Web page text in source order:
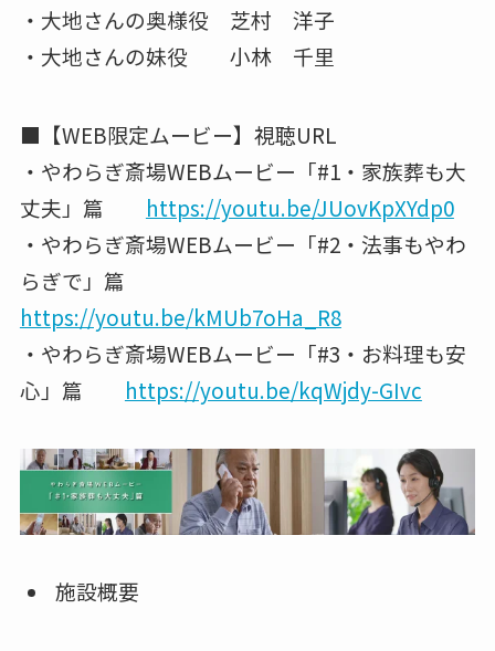
・大地さんの奥様役 芝村 洋子
・大地さんの妹役 小林 千里
■【WEB限定ムービー】視聴URL
・やわらぎ斎場WEBムービー「#1・家族葬も大
丈夫」篇 https://youtu.be/JUovKpXYdp0
・やわらぎ斎場WEBムービー「#2・法事もやわ
らぎで」篇
https://youtu.be/kMUb7oHa_R8
・やわらぎ斎場WEBムービー「#3・お料理も安
心」篇 https://youtu.be/kqWjdy-GIvc
施設概要